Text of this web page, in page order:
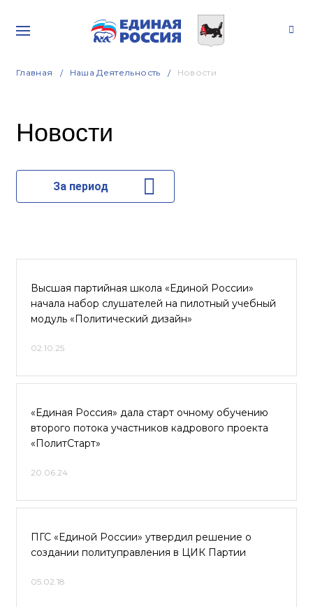
Главная Наша Деятельность Новости
Новости
За период
Высшая партийная школа «Единой России»
начала набор слушателей на пилотный учебный
модуль «Политический дизайн»
02.10.25
«Единая Россия» дала старт очному обучению
второго потока участников кадрового проекта
«ПолитСтарт»
20.06.24
ПГС «Единой России» утвердил решение о
создании политуправления в ЦИК Партии
05.02.18